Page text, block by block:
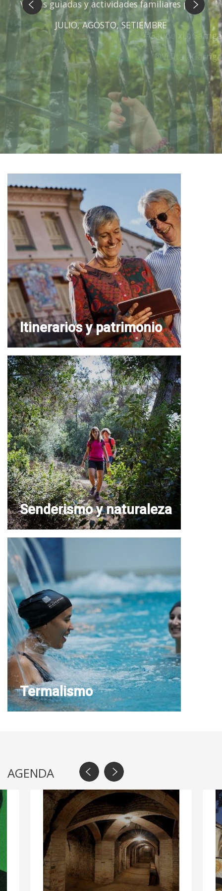
Anterior Siguiente
#GaudeixLaGarriga
@VisitalaGarriga
Itinerarios y patrimonio
Senderismo y naturaleza
Termalismo
AGENDA